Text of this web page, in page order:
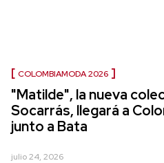
COLOMBIAMODA 2026
"Matilde", la nueva
Socarrás, llegará a
junto a Bata
julio 24, 2026